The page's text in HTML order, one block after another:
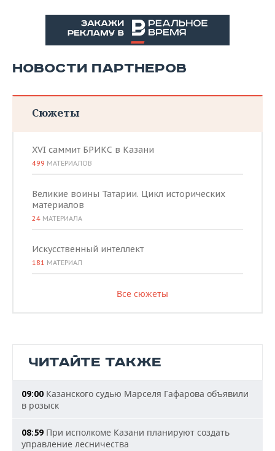
НОВОСТИ ПАРТНЕРОВ
Сюжеты
XVI саммит БРИКС в Казани
499 МАТЕРИАЛОВ
Великие воины Татарии. Цикл исторических
материалов
24 МАТЕРИАЛА
Искусственный интеллект
181 МАТЕРИАЛ
Все сюжеты
ЧИТАЙТЕ ТАКЖЕ
09:00 Казанского судью Марселя Гафарова объявили
в розыск
08:59 При исполкоме Казани планируют создать
управление лесничества